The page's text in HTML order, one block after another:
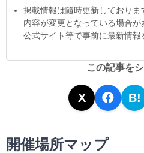
掲載情報は隨時更新しておりま
内容が変更となっている場合が
公式サイト等で事前に最新情報
この記事を
X B!
開催場所マップ